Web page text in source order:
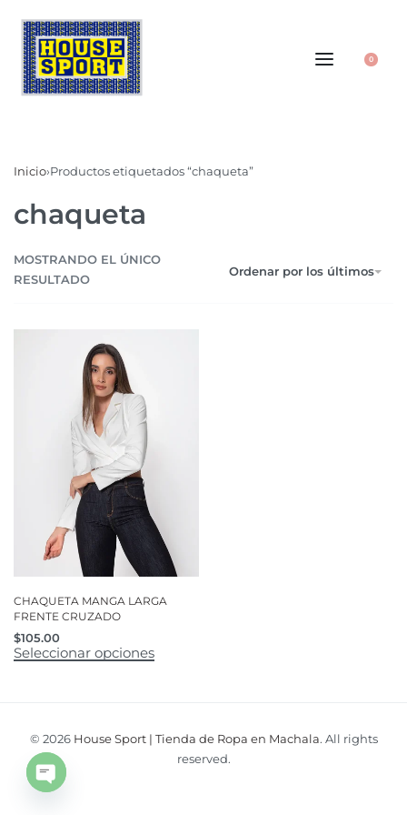
0
Inicio›Productos etiquetados “chaqueta”
chaqueta
MOSTRANDO EL ÚNICO
RESULTADO
Ordenar por los últimos
CHAQUETA MANGA LARGA
FRENTE CRUZADO
$105.00
Seleccionar opciones
© 2026 House Sport | Tienda de Ropa en Machala. All rights
reserved.
Open